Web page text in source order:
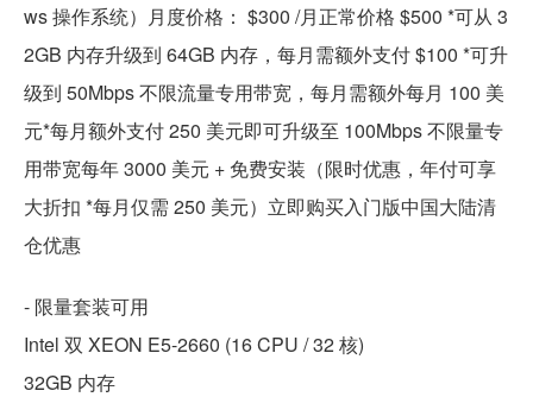
ws 操作系统）月度价格： $300 /月正常价格 $500 *可从 3
2GB 内存升级到 64GB 内存，每月需额外支付 $100 *可升
级到 50Mbps 不限流量专用带宽，每月需额外每月 100 美
元*每月额外支付 250 美元即可升级至 100Mbps 不限量专
用带宽每年 3000 美元 + 免费安装（限时优惠，年付可享
大折扣 *每月仅需 250 美元）立即购买入门版中国大陆清
仓优惠
- 限量套装可用
Intel 双 XEON E5-2660 (16 CPU / 32 核)
32GB 内存